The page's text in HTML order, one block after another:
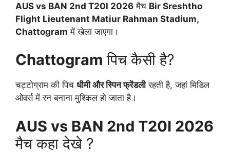
AUS vs BAN 2nd T20I 2026 मैच Bir Sreshtho
Flight Lieutenant Matiur Rahman Stadium,
Chattogram में खेला जाएगा।
Chattogram पिच कैसी है?
चट्टोग्राम की पिच धीमी और स्पिन फ्रेंडलीरहती है, जहां मिडिल
ओवर्स में रन बनाना मुश्किल हो जाता है।
AUS vs BAN 2nd T20I 2026
मैच कहा देखे ?